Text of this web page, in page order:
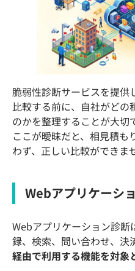
脆弱性診断サービスを提供
比較する前に、自社がどの
のかを整理することが大切
ここが曖昧だと、相見積も
わず、正しい比較ができま
Webアプリケーシ
Webアプリケーション診
録、検索、問い合わせ、決
経由で利用する機能を対象